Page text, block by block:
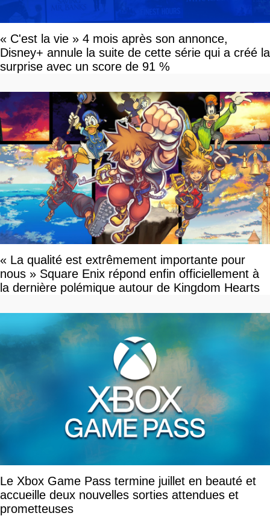
« C'est la vie » 4 mois après son annonce,
Disney+ annule la suite de cette série qui a créé la
surprise avec un score de 91 %
« La qualité est extrêmement importante pour
nous » Square Enix répond enfin officiellement à
la dernière polémique autour de Kingdom Hearts
Le Xbox Game Pass termine juillet en beauté et
accueille deux nouvelles sorties attendues et
prometteuses